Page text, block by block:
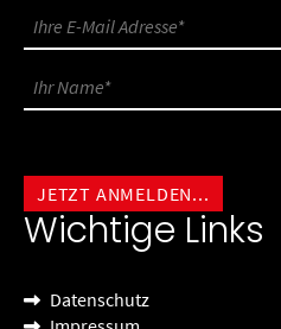
Wichtige Links
Datenschutz